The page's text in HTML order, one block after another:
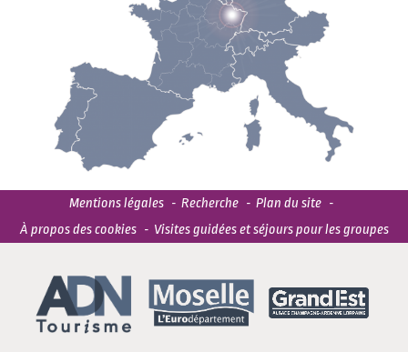
Mentions légales Recherche
Plan du site
À propos des cookies
Visites guidées et séjours pour les groupes